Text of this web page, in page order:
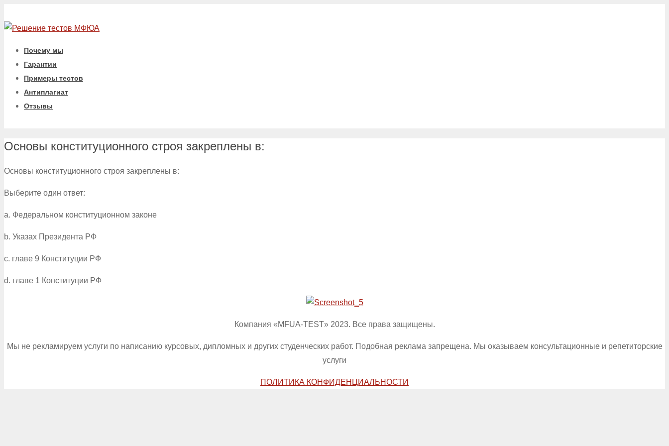
Почему мы
Гарантии
Примеры тестов
Антиплагиат
Отзывы
Основы конституционного строя закреплены в:
Основы конституционного строя закреплены в:
Выберите один ответ:
a. Федеральном конституционном законе
b. Указах Президента РФ
c. главе 9 Конституции РФ
d. главе 1 Конституции РФ
Компания «MFUA-TEST» 2023. Все права защищены.
Мы не рекламируем услуги по написанию курсовых, дипломных и других студенческих работ. Подобная реклама запрещена. Мы оказываем консультационные и репетиторские
услуги
ПОЛИТИКА КОНФИДЕНЦИАЛЬНОСТИ